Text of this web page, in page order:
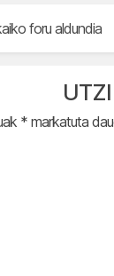
foru aldundia
* markatuta